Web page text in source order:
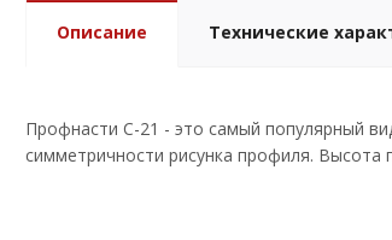
Описание Технические
Профнасти С-21 - это самый популярный
симметричности рисунка профиля.